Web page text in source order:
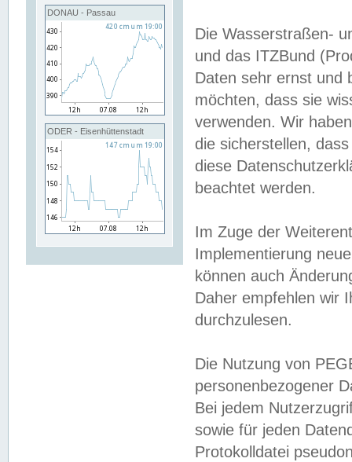
DONAU - Passau
ODER - Eisenhüttenstadt
Die Wasserstraßen-
und das ITZBund
Daten sehr ernst und
möchten, dass sie
verwenden. Wir
die sicherstellen,
diese
beachtet werden.
Im Zuge der
Implementierung
können auch
Daher empfehlen wir
durchzulesen.
Die Nutzung von
personenbezogener
Bei jedem
sowie für jeden
Protokolldatei